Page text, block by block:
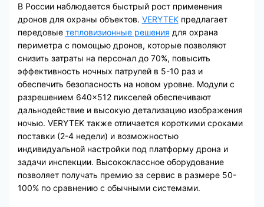
В России наблюдается быстрый рост применения
дронов для охраны объектов. VERYTEKпредлагает
передовые тепловизионные решения для охрана
периметра с помощью дронов, которые позволяют
снизить затраты на персонал до 70%, повысить
эффективность ночных патрулей в 5-10 раз и
обеспечить безопасность на новом уровне. Модули с
разрешением 640×512 пикселей обеспечивают
дальнодействие и высокую детализацию изображения
ночью. VERYTEK также отличается короткими сроками
поставки (2-4 недели) и возможностью
индивидуальной настройки под платформу дрона и
задачи инспекции. Высококлассное оборудование
позволяет получать премию за сервис в размере 50-
100% по сравнению с обычными системами.